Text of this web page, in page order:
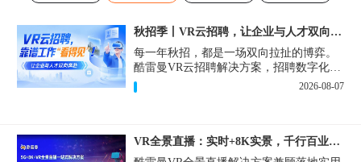
秋招季丨VR云招聘，让企业与人才双向奔赴！
每一年秋招，都是一场双向拉扯的博弈。
酷雷曼VR云招聘解决方案，招聘数字化的
实用工具，告别“信息博弈”，真正实现企
业与人才双向奔赴。
2026-08-07
VR全景直播：实时+8K实景，千行百业的数字化利器